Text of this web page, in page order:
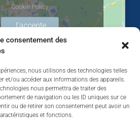
consentement des
nous utilisons des technologies telles
et/ou accéder aux informations des appareils.
nous permettra de traiter des
de navigation ou les ID uniques sur ce
ou de retirer son consentement peut avoir un
et fonctions.
Cookie Policy
J’accepte